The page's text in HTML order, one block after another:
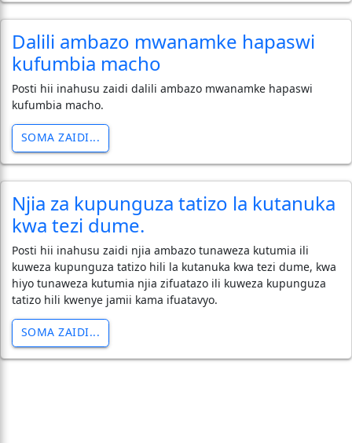
Dalili ambazo mwanamke hapaswi
kufumbia macho
Posti hii inahusu zaidi dalili ambazo mwanamke hapaswi
kufumbia macho.
SOMA ZAIDI...
Njia za kupunguza tatizo la kutanuka
kwa tezi dume.
Posti hii inahusu zaidi njia ambazo tunaweza kutumia ili
kuweza kupunguza tatizo hili la kutanuka kwa tezi dume, kwa
hiyo tunaweza kutumia njia zifuatazo ili kuweza kupunguza
tatizo hili kwenye jamii kama ifuatavyo.
SOMA ZAIDI...